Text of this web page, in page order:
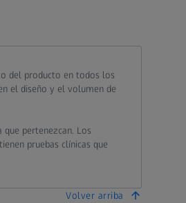
del producto en todos los
el diseño y el volumen de
pertenezcan. Los
pruebas clínicas que
Volver arriba